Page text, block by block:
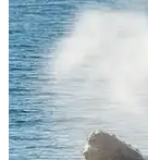
إلى صور واقعية
الإبداع أو
نص إلى صورة